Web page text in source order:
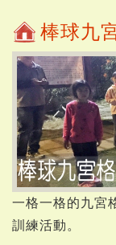
棒球九
一格一格的九宮
訓練活動。